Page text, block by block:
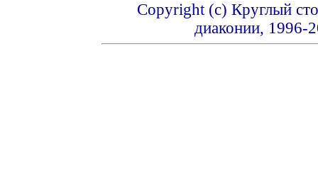
Copyright (c) Круглый
диаконии, 1996-